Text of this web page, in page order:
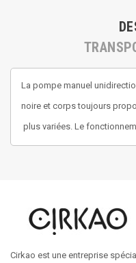
La pompe manuel
noire et corps toujours
plus variées. Le
Cirkao est une entreprise